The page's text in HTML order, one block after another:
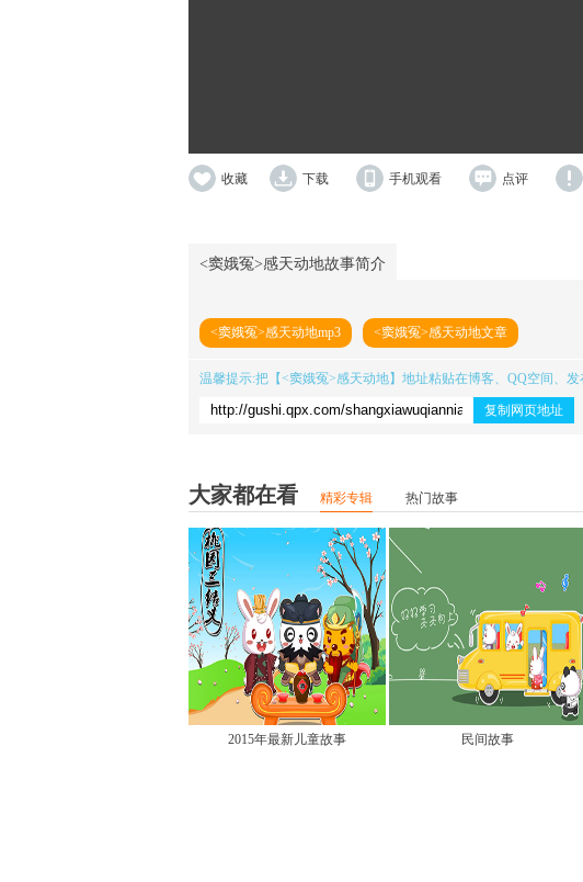
收藏 下载 手机观看 点评
<窦娥冤>感天动地故事简介
<窦娥冤>感天动地mp3 <窦娥冤>感天动地文章
温馨提示:把【<窦娥冤>感天动地】地址粘贴在博客、QQ空间、
复制网页地址
大家都在看 精彩专辑 热门故事
2015年最新儿童故事 民间故事